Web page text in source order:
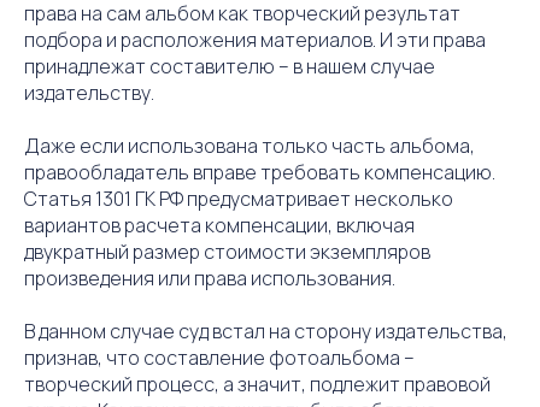
права на сам альбом как творческий результат
подбора и расположения материалов. И эти права
принадлежат составителю – в нашем случае
издательству.
Даже если использована только часть альбома,
правообладатель вправе требовать компенсацию.
Статья 1301 ГК РФ предусматривает несколько
вариантов расчета компенсации, включая
двукратный размер стоимости экземпляров
произведения или права использования.
В данном случае суд встал на сторону издательства,
признав, что составление фотоальбома –
творческий процесс, а значит, подлежит правовой